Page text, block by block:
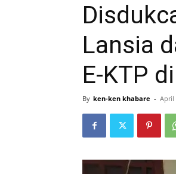
Lansia
E-KTP
By ken-ken khabare - April